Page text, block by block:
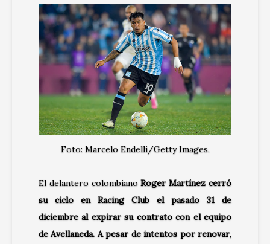
Foto: Marcelo Endelli/Getty Images.
El delantero colombianoRoger Martínez cerró
su ciclo en Racing Club el pasado 31 de
diciembre al expirar su contrato con el equipo
de Avellaneda. A pesar de intentos por renovar,